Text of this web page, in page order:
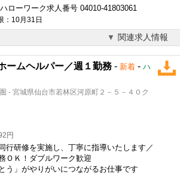
ローワーク求人番号 04010-41803061
：10月31日
関連求人情報
ームヘルパー／週１勤務 - 新着 - ハ
宮城県仙台市若林区河原町２－５－４０ク
円
行研修を実施し、丁寧に指導いたします／
ＯＫ！ダブルワーク歓迎
う」がやりがいにつながるお仕事です